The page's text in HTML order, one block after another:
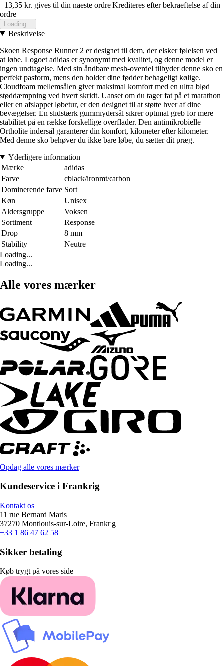
+13,35 kr. gives til din naeste ordre Krediteres efter bekraeftelse af din
ordre
Loading...
Beskrivelse
Skoen Response Runner 2 er designet til dem, der elsker følelsen ved
at løbe. Logoet adidas er synonymt med kvalitet, og denne model er
ingen undtagelse. Med sin åndbare mesh-overdel tilbyder denne sko en
perfekt pasform, mens den holder dine fødder behageligt kølige.
Cloudfoam mellemsålen giver maksimal komfort med en ultra blød
støddæmpning ved hvert skridt. Uanset om du tager fat på et marathon
eller en afslappet løbetur, er den designet til at støtte hver af dine
bevægelser. En slidstærk gummiydersål sikrer optimal greb for mere
stabilitet på en række forskellige overflader. Den antimikrobielle
Ortholite indersål garanterer din komfort, kilometer efter kilometer.
Med denne sko behøver du ikke bare løbe, du sætter dit præg.
Yderligere information
Mærke
adidas
Farve
cblack/ironmt/carbon
Dominerende farve Sort
Køn
Unisex
Aldersgruppe
Voksen
Sortiment
Response
Drop
8 mm
Stability
Neutre
Loading...
Loading...
Alle vores mærker
Opdag alle vores mærker
Kundeservice i Frankrig
Kontakt os
11 rue Bernard Maris
37270 Montlouis-sur-Loire, Frankrig
+33 1 86 47 62 58
Sikker betaling
Køb trygt på vores side